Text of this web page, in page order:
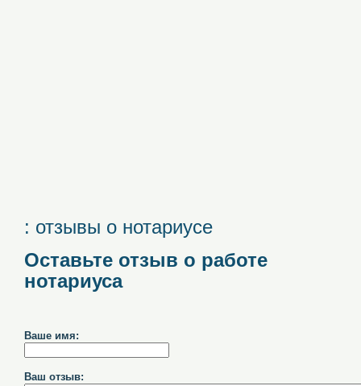
: отзывы о нотариусе
Оставьте отзыв о работе
нотариуса
Ваше имя:
Ваш отзыв: